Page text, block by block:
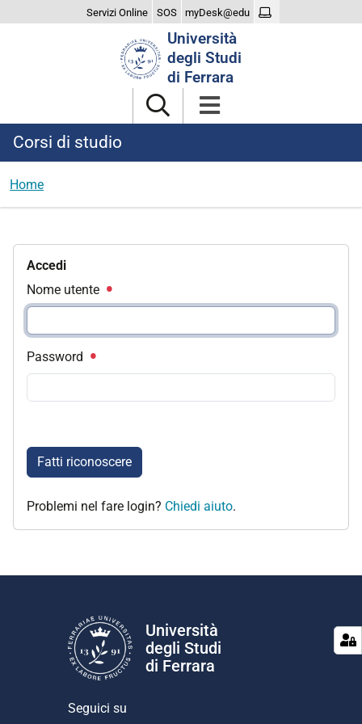
Servizi Online SOS myDesk@edu
Università
degli Studi
di Ferrara
Corsi di studio
Home
Accedi
Nome utente
Password
Fatti riconoscere
Problemi nel fare login? Chiedi aiuto.
Università
degli Studi
di Ferrara
Seguici su